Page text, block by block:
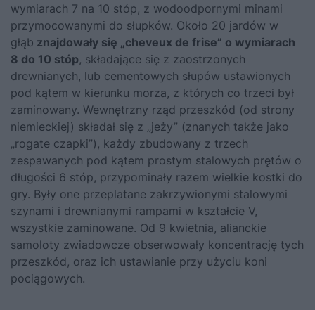
wymiarach 7 na 10 stóp, z wodoodpornymi minami
przymocowanymi do słupków. Około 20 jardów w
głąb znajdowały się „cheveux de frise” o wymiarach
8 do 10 stóp, składające się z zaostrzonych
drewnianych, lub cementowych słupów ustawionych
pod kątem w kierunku morza, z których co trzeci był
zaminowany. Wewnętrzny rząd przeszkód (od strony
niemieckiej) składał się z „jeży” (znanych także jako
„rogate czapki”), każdy zbudowany z trzech
zespawanych pod kątem prostym stalowych prętów o
długości 6 stóp, przypominały razem wielkie kostki do
gry. Były one przeplatane zakrzywionymi stalowymi
szynami i drewnianymi rampami w kształcie V,
wszystkie zaminowane. Od 9 kwietnia, alianckie
samoloty zwiadowcze obserwowały koncentrację tych
przeszkód, oraz ich ustawianie przy użyciu koni
pociągowych.